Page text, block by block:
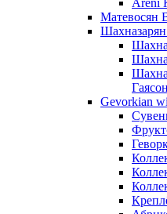
Areni
Матевосян
Gevorkian